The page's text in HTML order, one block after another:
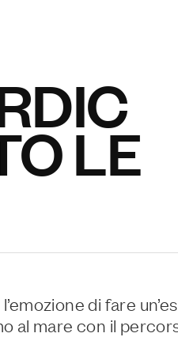
LE
di fare
al mare con il